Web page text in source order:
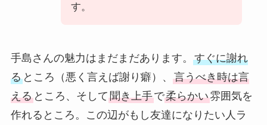
す。
手島さんの魅力はまだまだあります。 すぐに謝れ
るところ（悪く言えば謝り癖）、 言うべき時は言
えるところ、そして聞き上手で柔らかい雰囲気を
作れるところ。この辺がもし友達になりたい人ラ